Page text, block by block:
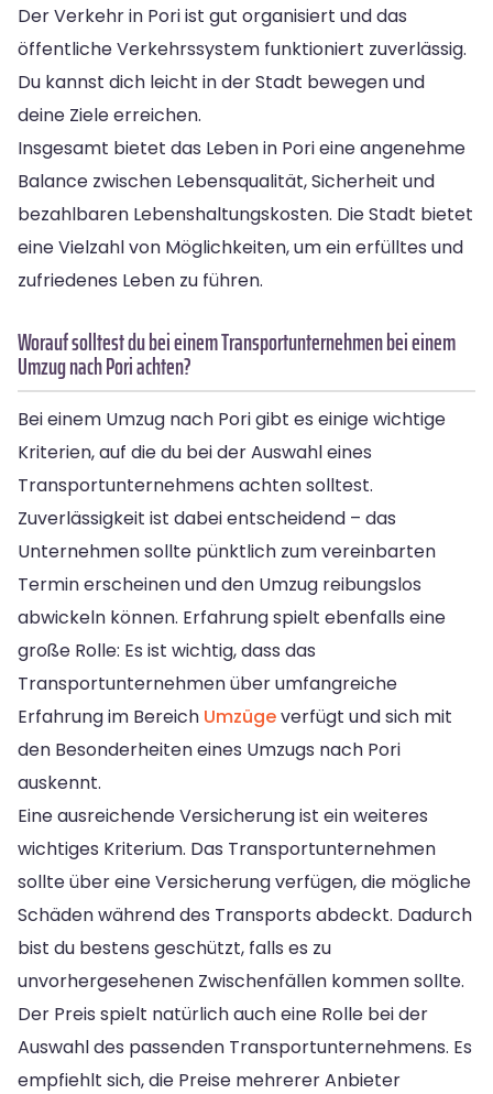
Der Verkehr in Pori ist gut organisiert und das
öffentliche Verkehrssystem funktioniert zuverlässig.
Du kannst dich leicht in der Stadt bewegen und
deine Ziele erreichen.
Insgesamt bietet das Leben in Pori eine angenehme
Balance zwischen Lebensqualität, Sicherheit und
bezahlbaren Lebenshaltungskosten. Die Stadt bietet
eine Vielzahl von Möglichkeiten, um ein erfülltes und
zufriedenes Leben zu führen.
Worauf solltest du bei einem Transportunternehmen bei einem
Umzug nach Pori achten?
Bei einem Umzug nach Pori gibt es einige wichtige
Kriterien, auf die du bei der Auswahl eines
Transportunternehmens achten solltest.
Zuverlässigkeit ist dabei entscheidend – das
Unternehmen sollte pünktlich zum vereinbarten
Termin erscheinen und den Umzug reibungslos
abwickeln können. Erfahrung spielt ebenfalls eine
große Rolle: Es ist wichtig, dass das
Transportunternehmen über umfangreiche
Erfahrung im Bereich Umzügeverfügt und sich mit
den Besonderheiten eines Umzugs nach Pori
auskennt.
Eine ausreichende Versicherung ist ein weiteres
wichtiges Kriterium. Das Transportunternehmen
sollte über eine Versicherung verfügen, die mögliche
Schäden während des Transports abdeckt. Dadurch
bist du bestens geschützt, falls es zu
unvorhergesehenen Zwischenfällen kommen sollte.
Der Preis spielt natürlich auch eine Rolle bei der
Auswahl des passenden Transportunternehmens. Es
empfiehlt sich, die Preise mehrerer Anbieter